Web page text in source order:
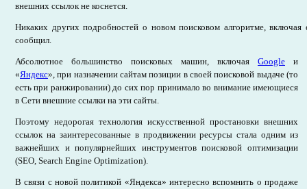
внешних ссылок не коснется.
Никаких других подробностей о новом поисковом алгоритме, включая
сообщил.
Абсолютное большинство поисковых машин, включая Google и
«Яндекс», при назначении сайтам позиции в своей поисковой выдаче (то
есть при ранжировании) до сих пор принимало во внимание имеющиеся
в Сети внешние ссылки на эти сайты.
Поэтому недорогая технология искусственной простановки внешних
ссылок на заинтересованные в продвижении ресурсы стала одним из
важнейших и популярнейших инструментов поисковой оптимизации
(SEO, Search Engine Optimization).
В связи с новой политикой «Яндекса» интересно вспомнить о продаже